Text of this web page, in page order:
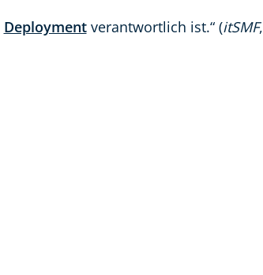
Deploymentverantwortlich ist.“ (itSMF,